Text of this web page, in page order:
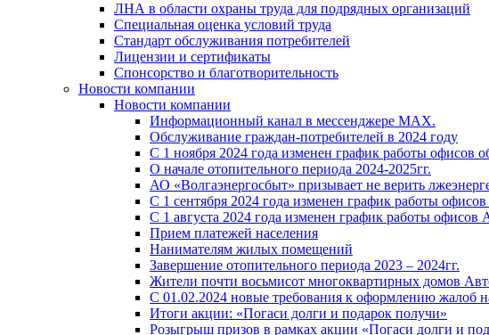
ЛНА в области охраны труда для подрядных организаций
Специальная оценка условий труда
Стандарт обслуживания потребителей
Лицензии и сертификаты
Спонсорство и благотворительность
Новости компании
Новости компании
Информационный канал в мессенджере MAX.
Обслуживание граждан-потребителей в 2024 году
С 1 ноября 2024 года изменен график работы офисов
О начале отопительного периода 2024-2025гг.
АО «Волгаэнергосбыт» призывает не верить
С 1 сентября 2024 года изменен график работы
С 1 августа 2024 года изменен график работы офисов
Прием платежей населения
Нанимателям жилых помещений
Завершение отопительного периода 2023 – 2024гг.
Жители почти восьмисот многоквартирных домов
С 01.02.2024 новые требования к оформлению жалоб
Итоги акции: «Погаси долги и подарок получи»
Розыгрыш призов в рамках акции «Погаси долги и